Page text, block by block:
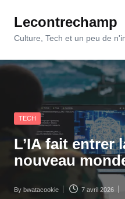
SkipLecontrechamp
Culture, Tech et un peu de
Posted
TECH
L’IA fait entrer
nouveau
Posted
By bwatacookie 7 avril 2026